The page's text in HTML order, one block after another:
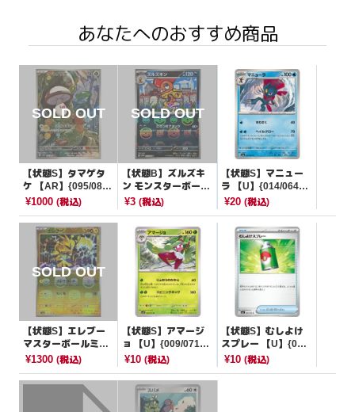
あなたへのおすすめ商品
【状態S】タマゲタ
ケ 【AR】{095/086}
[SV11B]
¥1000 (税込)
【状態B】ズルズキ
ン モンスターボール
ミラー【U】{055/08
¥3(税込)
【状態S】マニュー
ラ 【U】{014/064}
[SV6a]
¥20 (税込)
【状態S】エレブー
マスターボールミラ
ー【C】{125/165}[S
¥1300 (税込)
【状態S】アマージ
ョ 【U】{009/071}
[SV2P]
¥10(税込)
【状態S】むしよけ
スプレー 【U】{060/
063}[M1L]
¥10 (税込)